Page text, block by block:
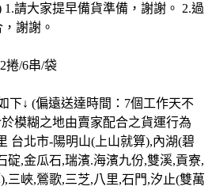
請大家提早備貨準備，謝謝。 2.過
謝謝。
捲/6串/袋
下↓ (偏遠送達時間：7個工作天不
模糊之地由賣家配合之貨運行為
台北市-陽明山(上山就算),內湖(碧
碇,金瓜石,瑞濱.海濱九份,雙溪,貢寮,
三峽,鶯歌,三芝,八里,石門,汐止(雙萬